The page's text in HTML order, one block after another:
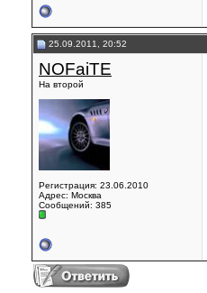
25.09.2011, 20:52
NOFaiTE
На второй
Регистрация: 23.06.2010
Адрес: Москва
Сообщений: 385